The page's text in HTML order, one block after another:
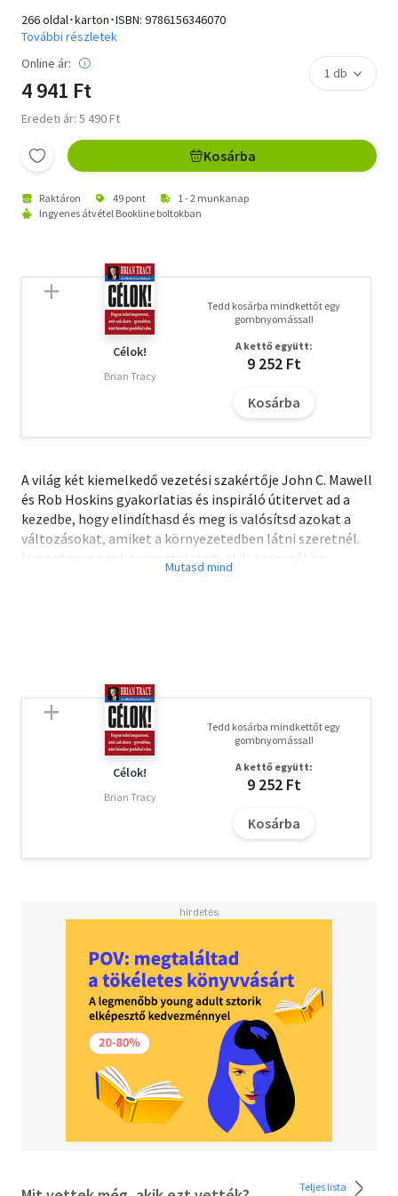
266 oldal･karton･ISBN: 9786156346070
További részletek
Online ár:
4 941 Ft
Eredeti ár: 5 490 Ft
Kosárba
Raktáron 49 pont
1 - 2 munkanap
Ingyenes átvétel Bookline boltokban
Célok!
Brian Tracy
Tedd kosárba mindkettőt egy
gombnyomással!
A kettő együtt:
9 252 Ft
Kosárba
A világ két kiemelkedő vezetési szakértője John C. Mawell
és Rob Hoskins gyakorlatias és inspiráló útitervet ad a
kezedbe, hogy elindíthasd és meg is valósítsd azokat a
változásokat, amiket a környezetedben látni szeretnél.
Ismerd meg azok tapasztalatait, akik a szerzőkön
keresztül megosztják veled, hogyan alakították át a
A szerzők megmutatják:
- Hogyan éld meg azon értékeket, amik változást
eredményeznek
- Hogyan válj a változás katalizátorává
- Hogyan csatlakozz be egy csapatba vagy hozz létre saját
- Hogyan mérd az általad kifejtett hatást és hogyan
hanem felvérteznek arra is, hogy azonnali változásokat
Helyezkedj el kényelmesen, utazz velünk, ígérjük mire a
végére érsz, más szemmel tekintesz majd a
környezetedre, megváltoztatod életed, és ez által a
körülötted lévő világot is. Sok sikert kívánunk!
John C. Maxwell #1 New York Times bestseller író, coach a
világ egyik legbefolyásosabb üzleti vezetőjének
választott előadó.
A kiadónál megjelent: A jó vezetők jól kérdeznek, A
fejlődés15 felbecsülhetetlen törvénye, Minden nap
számít.
Célok!
Brian Tracy
Tedd kosárba mindkettőt egy
gombnyomással!
A kettő együtt:
9 252 Ft
Kosárba
Teljes lista